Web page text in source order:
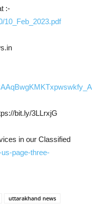
:-
10_Feb_2023.pdf
bit.ly/3LLrxjG
in our Classified
page-three-
uttarakhand news